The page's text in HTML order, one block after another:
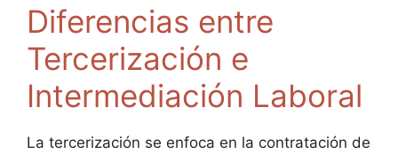
Diferencias entre
Tercerización e
Intermediación Laboral
La tercerización se enfoca en la contratación de